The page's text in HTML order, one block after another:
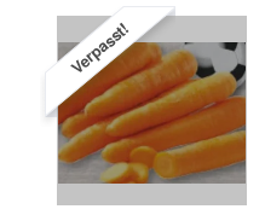
Verpasst!